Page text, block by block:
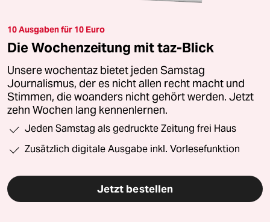
10 Ausgaben für 10 Euro
Die Wochenzeitung mit taz-Blick
Unsere wochentaz bietet jeden Samstag
Journalismus, der es nicht allen recht macht und
Stimmen, die woanders nicht gehört werden. Jetzt
zehn Wochen lang kennenlernen.
Jeden Samstag als gedruckte Zeitung frei Haus
Zusätzlich digitale Ausgabe inkl. Vorlesefunktion
Jetzt bestellen